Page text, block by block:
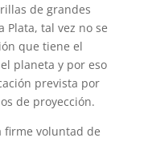
de grandes
Plata, tal vez no se
que tiene el
planeta y por eso
prevista por
de proyección.
firme voluntad de